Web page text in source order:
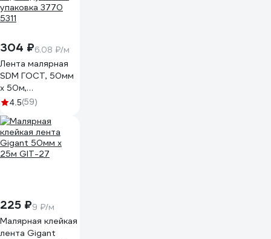
304 ₽6.08 ₽/м
Лента малярная
SDM ГОСТ, 50мм
х 50м,
индивидуальная
5311
4.5(59)
225 ₽9 ₽/м
Малярная клейкая
лента Gigant